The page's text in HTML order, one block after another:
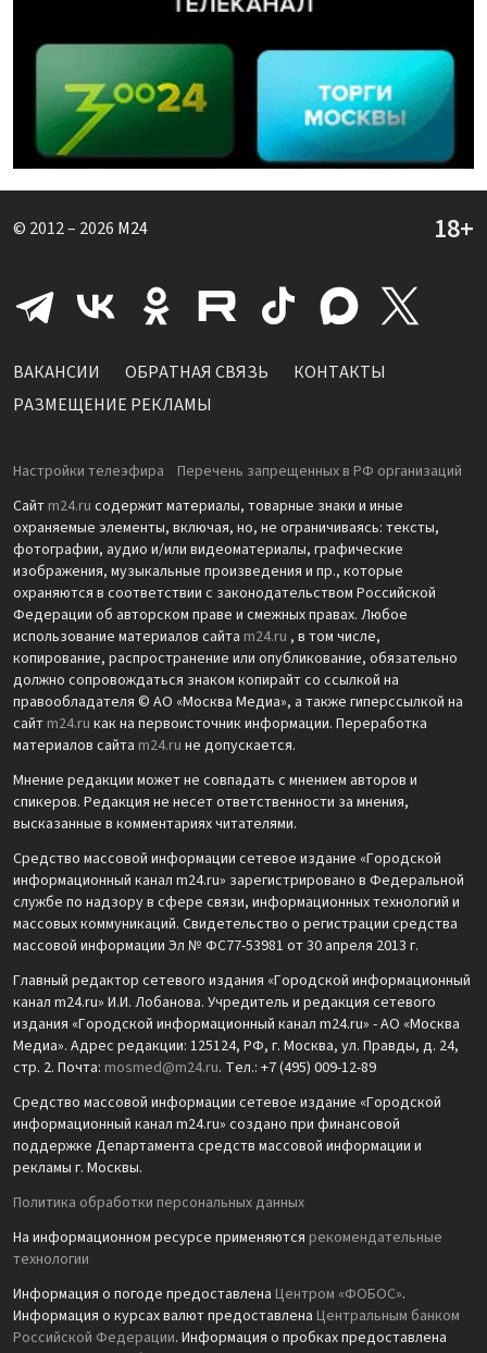
© 2012 – 2026 M24
ВАКАНСИИ ОБРАТНАЯ СВЯЗЬ
КОНТАКТЫ
РАЗМЕЩЕНИЕ РЕКЛАМЫ
Настройки телеэфира
Перечень запрещенных в РФ организаций
Сайт m24.ru содержит материалы, товарные знаки и иные
охраняемые элементы, включая, но, не ограничиваясь: тексты,
фотографии, аудио и/или видеоматериалы, графические
изображения, музыкальные произведения и пр., которые
охраняются в соответствии с законодательством Российской
Федерации об авторском праве и смежных правах. Любое
использование материалов сайта m24.ru , в том числе,
копирование, распространение или опубликование, обязательно
должно сопровождаться знаком копирайт со ссылкой на
правообладателя © АО «Москва Медиа», а также гиперссылкой на
сайт m24.ru как на первоисточник информации. Переработка
материалов сайта m24.ru не допускается.
Мнение редакции может не совпадать с мнением авторов и
спикеров. Редакция не несет ответственности за мнения,
высказанные в комментариях читателями.
Средство массовой информации сетевое издание «Городской
информационный канал m24.ru» зарегистрировано в Федеральной
службе по надзору в сфере связи, информационных технологий и
массовых коммуникаций. Свидетельство о регистрации средства
массовой информации Эл № ФС77-53981 от 30 апреля 2013 г.
Главный редактор сетевого издания «Городской информационный
канал m24.ru» И.И. Лобанова. Учредитель и редакция сетевого
издания «Городской информационный канал m24.ru» - АО «Москва
Медиа». Адрес редакции: 125124, РФ, г. Москва, ул. Правды, д. 24,
стр. 2. Почта: mosmed@m24.ru. Тел.: +7 (495) 009-12-89
Средство массовой информации сетевое издание «Городской
информационный канал m24.ru» создано при финансовой
поддержке Департамента средств массовой информации и
рекламы г. Москвы.
Политика обработки персональных данных
На информационном ресурсе применяются рекомендательные
технологии
Информация о погоде предоставлена Центром «ФОБОС».
Информация о курсах валют предоставлена Центральным банком
Российской Федерации. Информация о пробках предоставлена